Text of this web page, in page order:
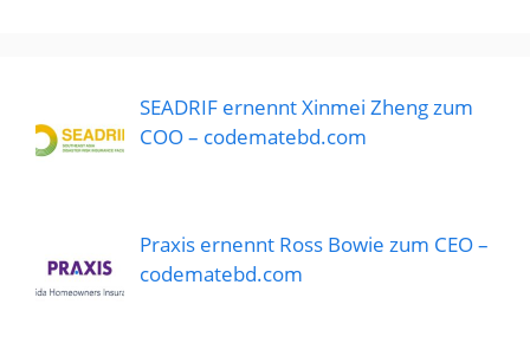
SEADRIF ernennt Xinmei Zheng zum
COO – codematebd.com
Praxis ernennt Ross Bowie zum CEO –
codematebd.com